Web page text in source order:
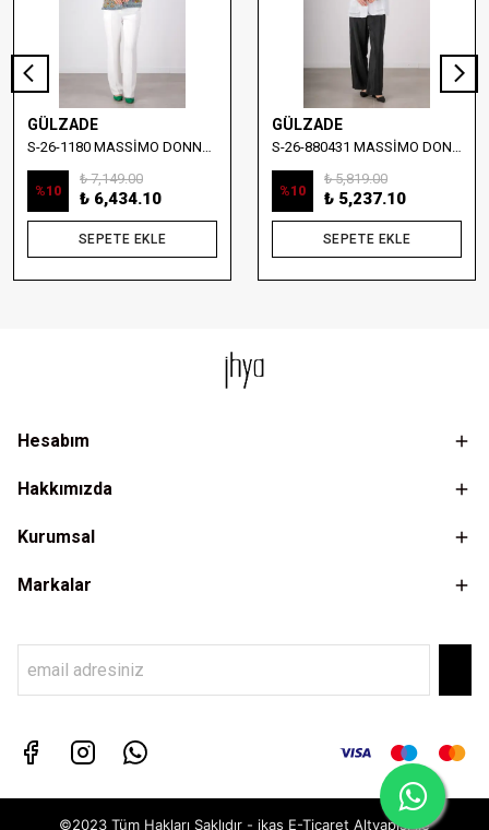
GÜLZADE
S-26-1180 MASSİMO DONNA NAKIŞ DETAYLI DENİM YELEK
%10
₺ 7,149.00
₺ 6,434.10
SEPETE EKLE
GÜLZADE
S-26-880431 MASSİMO DONNA TAŞ İŞLEMELİ YELEKLİ BLUZ
%10
₺ 5,819.00
₺ 5,237.10
SEPETE EKLE
Hesabım
Hakkımızda
Kurumsal
Markalar
©2023 Tüm Hakları Saklıdır - ikas E-Ticaret Altyapısı ile